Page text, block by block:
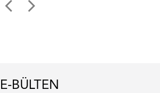
E-BÜLTEN